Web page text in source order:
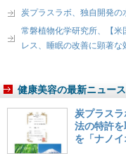
炭プラスラボ、独自開発
常磐植物化学研究所、【米
レス、睡眠の改善に顕著な
健康美容の最新ニュース
炭プラス
法の特許
を「ナノ